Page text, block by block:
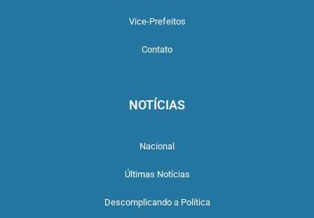
Vice-Prefeitos
Contato
NOTÍCIAS
Nacional
Últimas Notícias
Descomplicando a Política